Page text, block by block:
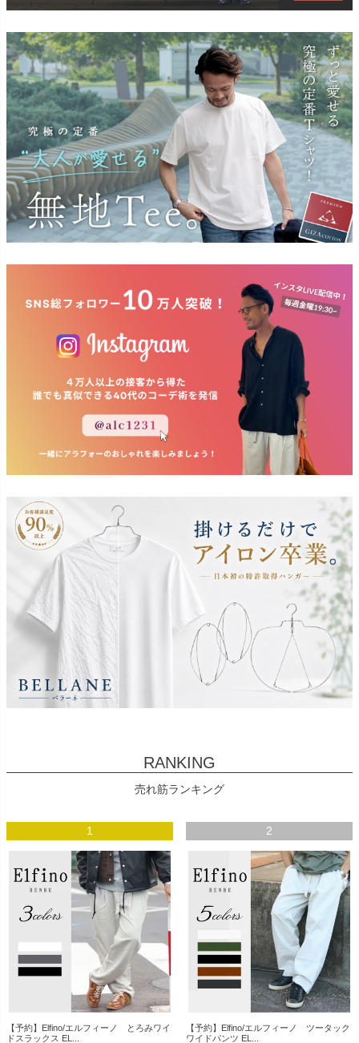
RANKING
売れ筋ランキング
1
【予約】Elfino/エルフィーノ とろみワイ
ドスラックス EL...
2
【予約】Elfino/エルフィーノ ツータック
ワイドパンツ EL...